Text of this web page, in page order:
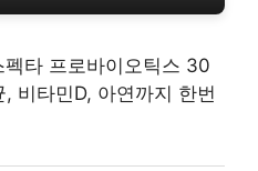
타 프로바이오틱스 30
비타민D, 아연까지 한번